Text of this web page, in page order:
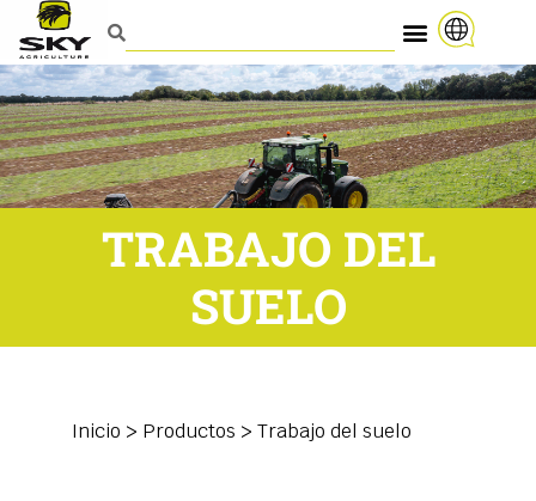
TRABAJO DEL
SUELO
Inicio > Productos > Trabajo del suelo